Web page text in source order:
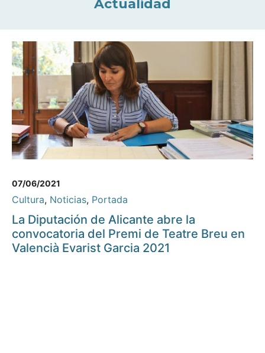
Actualidad
07/06/2021
Cultura, Noticias, Portada
La Diputación de Alicante abre la
convocatoria del Premi de Teatre Breu en
Valencià Evarist Garcia 2021